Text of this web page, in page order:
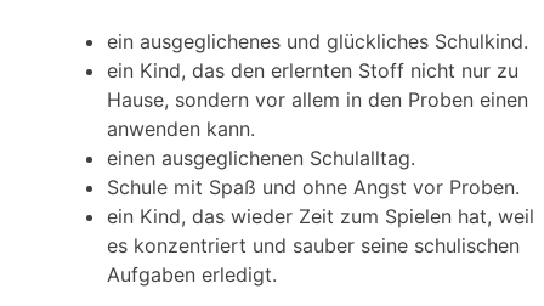
ein ausgeglichenes und glückliches Schulkind.
ein Kind, das den erlernten Stoff nicht nur zu
Hause, sondern vor allem in den Proben einen
anwenden kann.
einen ausgeglichenen Schulalltag.
Schule mit Spaß und ohne Angst vor Proben.
ein Kind, das wieder Zeit zum Spielen hat, weil
es konzentriert und sauber seine schulischen
Aufgaben erledigt.